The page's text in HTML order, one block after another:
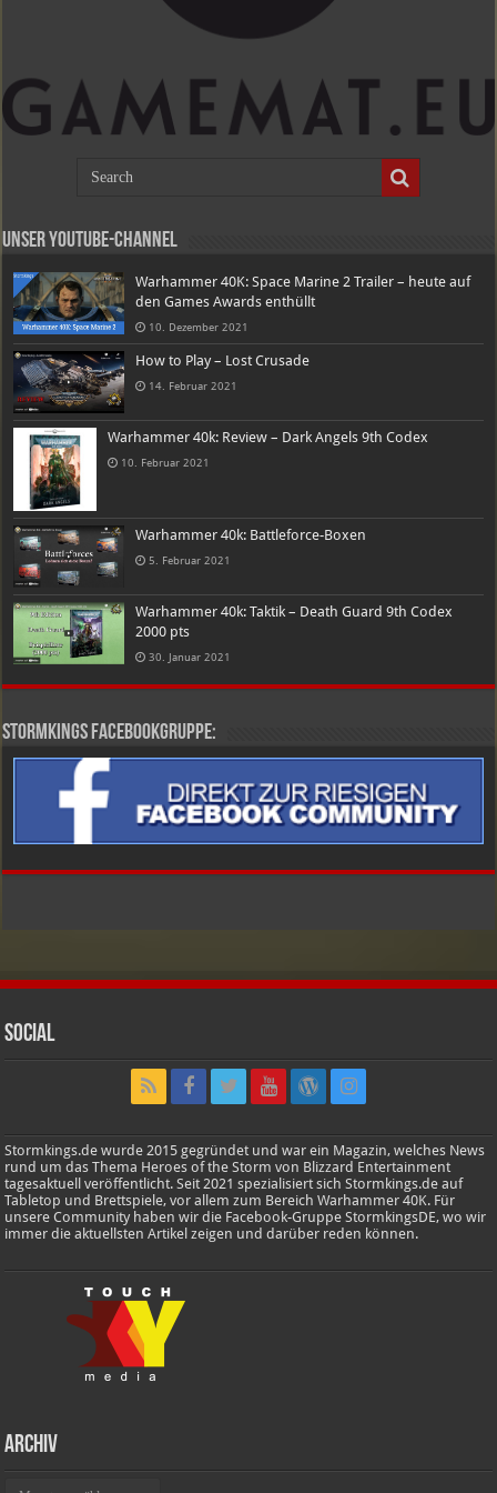
Unser Youtube-Channel
Warhammer 40K: Space Marine 2 Trailer – heute auf
den Games Awards enthüllt
10. Dezember 2021
How to Play – Lost Crusade
14. Februar 2021
Warhammer 40k: Review – Dark Angels 9th Codex
10. Februar 2021
Warhammer 40k: Battleforce-Boxen
5. Februar 2021
Warhammer 40k: Taktik – Death Guard 9th Codex
2000 pts
30. Januar 2021
Stormkings Facebookgruppe:
Social
Stormkings.de wurde 2015 gegründet und war ein Magazin, welches News
rund um das Thema Heroes of the Storm von Blizzard Entertainment
tagesaktuell veröffentlicht. Seit 2021 spezialisiert sich Stormkings.de auf
Tabletop und Brettspiele, vor allem zum Bereich Warhammer 40K. Für
unsere Community haben wir die Facebook-Gruppe StormkingsDE, wo wir
immer die aktuellsten Artikel zeigen und darüber reden können.
Archiv